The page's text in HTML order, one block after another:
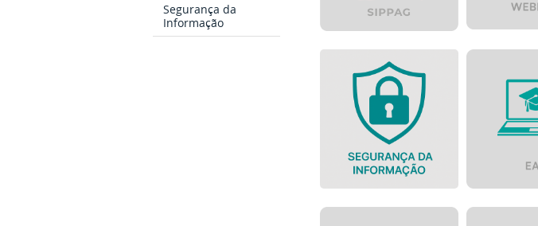
Segurança da
Informação